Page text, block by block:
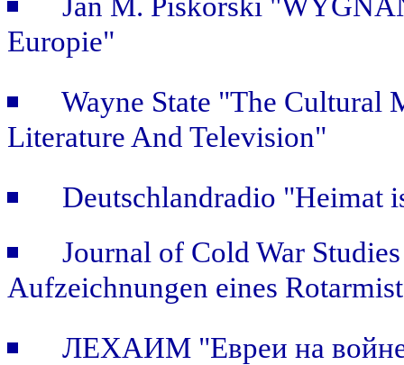
Europie"
Wayne State "The Cultural
Literature And Television"
Deutschlandradio "Heimat
Journal of Cold War
Aufzeichnungen eines
ЛЕХАИМ "Евреи на